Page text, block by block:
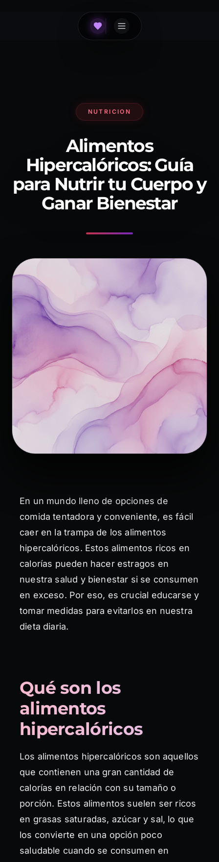
NUTRICION
Alimentos
Hipercalóricos: Guía
para Nutrir tu Cuerpo y
Ganar Bienestar
En un mundo lleno de opciones de
comida tentadora y conveniente, es fácil
caer en la trampa de los alimentos
hipercalóricos. Estos alimentos ricos en
calorías pueden hacer estragos en
nuestra salud y bienestar si se consumen
en exceso. Por eso, es crucial educarse y
tomar medidas para evitarlos en nuestra
dieta diaria.
Qué son los
alimentos
hipercalóricos
Los alimentos hipercalóricos son aquellos
que contienen una gran cantidad de
calorías en relación con su tamaño o
porción. Estos alimentos suelen ser ricos
en grasas saturadas, azúcar y sal, lo que
los convierte en una opción poco
saludable cuando se consumen en